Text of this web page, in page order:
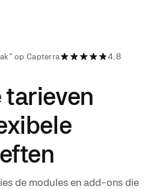
tarieven
de modules en add-ons die
op Capterra 4.8